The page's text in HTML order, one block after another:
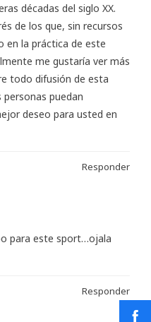
décadas del siglo XX.
de los que, sin recursos
en la práctica de este
me gustaría ver más
todo difusión de esta
personas puedan
deseo para usted en
Responder
para este sport…ojala
Responder